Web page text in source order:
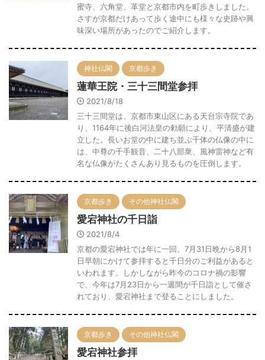
蜜寺、六角堂、革堂と京都市内を町歩きしました。
さすが京都だけあって歩く途中にも様々な史跡や興
味深い場所があったのでご紹介します。
神社仏閣 京都歩き
蓮華王院・三十三間堂参拝
2021/8/18
三十三間堂は、京都市東山区にある天台宗寺院であ
り、1164年に後白河法皇の勅願により、平清盛が建
立した。長いお堂の中に建ち並ぶ千体の仏像の中に
は、中尊の千手観音、二十八部衆、風神雷神など有
名な仏像がたくさんあり見るものを圧倒します。
京都歩き その他神社仏閣
愛宕神社の千日詣
2021/8/4
京都の愛宕神社では年に一回、7月31日晩から8月1
日早朝にかけて参拝すると千日分のご利益があると
いわれます。しかしながら昨今のコロナ禍の影響
で、今年は7月23日から一週間が千日詣として催さ
れており、愛宕神社まで登ることにしました。
京都歩き その他神社仏閣
愛宕神社参拝